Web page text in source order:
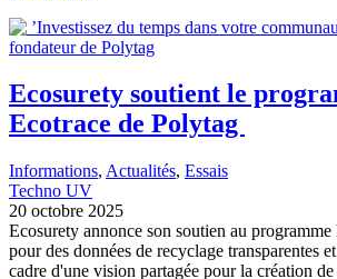
Ecosurety soutient le
Ecotrace de Polytag
Informations, Actualités, Essais
Techno UV
20 octobre 2025
Ecosurety annonce son soutien au
pour des données de recyclage transparentes
cadre d'une vision partagée pour la création